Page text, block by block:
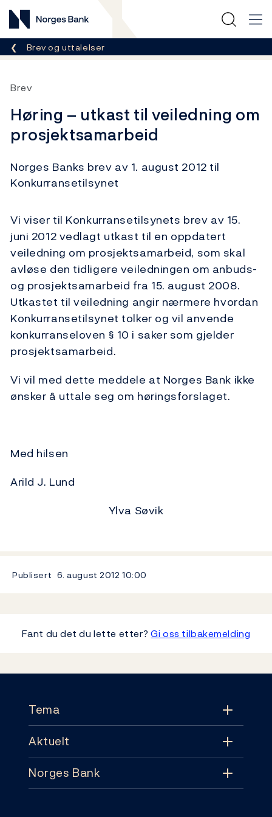
Norges Bank
Her er du nå:
Brev og uttalelser
Brev
Høring – utkast til veiledning om
prosjektsamarbeid
Norges Banks brev av 1. august 2012 til
Konkurransetilsynet
Vi viser til Konkurransetilsynets brev av 15.
juni 2012 vedlagt utkast til en oppdatert
veiledning om prosjektsamarbeid, som skal
avløse den tidligere veiledningen om anbuds-
og prosjektsamarbeid fra 15. august 2008.
Utkastet til veiledning angir nærmere hvordan
Konkurransetilsynet tolker og vil anvende
konkurranseloven § 10 i saker som gjelder
prosjektsamarbeid.
Vi vil med dette meddele at Norges Bank ikke
ønsker å uttale seg om høringsforslaget.
Med hilsen
Arild J. Lund
Ylva Søvik
Publisert 6. august 201210:00
Fant du det du lette etter?Gi oss tilbakemelding
Tema
Tema
Pengepolitikk
Aktuelt
Aktuelt
Norges Bank